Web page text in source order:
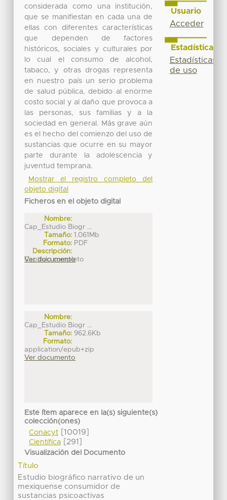
considerada como una institución,
que se manifiestan en cada una de
ellas con diferentes características
que dependen de factores
históricos, sociales y culturales por
lo cual el consumo de alcohol,
tabaco, y otras drogas representa
en nuestro país un serio problema
de salud pública, debido al enorme
costo social y al daño que provoca a
las personas, sus familias y a la
sociedad en general. Más grave aún
es el hecho del comienzo del uso de
sustancias que ocurre en su mayor
parte durante la adolescencia y
juventud temprana.
Mostrar el registro completo del
objeto digital
Ficheros en el objeto digital
Nombre:
Cap_Estudio Biogr ...
Tamaño: 1.061Mb
Formato: PDF
Descripción:
Capitulo completo
Ver documento
Nombre:
Cap_Estudio Biogr ...
Tamaño: 962.6Kb
Formato:
application/epub+zip
Ver documento
Este ítem aparece en la(s) siguiente(s)
colección(ones)
Conacyt[10019]
Científica[291]
Visualización del Documento
Título
Estudio biográfico narrativo de un
mexiquense consumidor de
sustancias psicoactivas
Usuario
Acceder
Estadísticas
Estadísticas
de uso